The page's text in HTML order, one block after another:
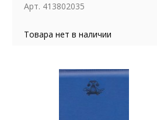
Арт. 413802035
Товара нет в наличии